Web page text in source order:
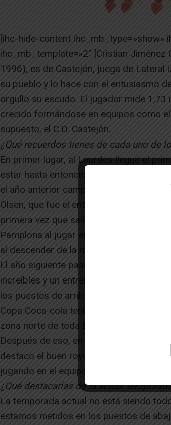
[ihc-hide-content ihc_mb_type=»show»
ihc_mb_template=»2″ ]Cristian
1996), es de Castejón, juega de
su pueblo y lo hace con el entusiasmo
orgullo su escudo. El jugador mide
crecido formándose en equipos como
supuesto, el C.D. Castejón.
¿Qué recuerdos tienes de cada uno de
En primer lugar, al Lourdes llegué el
estar hasta entonces en el equipo del
el año anterior campeones en nuestra
Olsen, que fue el entrenador durante
primera vez que salía del pueblo y
Pamplona al jugar en la Liga Cadete
al descender de la misma.
El año siguiente pasé a jugar al Aluvión,
increíbles y un entrenador de lo mejor
los puestos de arriba de la clasificación
Copa Coca-cola teniendo que ir a jugar
zona norte de toda España. Fue una
Después de eso, en el Tudelano jugué
destaco el buen royo y las amistades, y
jugando en el equipo del pueblo en el
¿Qué destacarías de la actual
La temporada actual no está siendo
estamos metidos en los puestos de